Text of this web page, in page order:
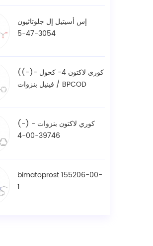
إس أسيتيل إل جلوتاثيون
3054-47-5
((-)- كوري لاكتون 4- كحول
فينيل بنزوات / BPCOD
(-) - كوري لاكتون بنزوات
39746-00-4
bimatoprost 155206-00-
1